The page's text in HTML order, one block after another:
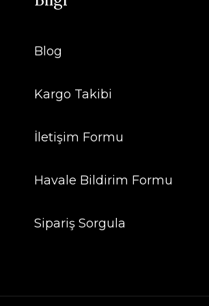
Blog
Kargo Takibi
İletişim Formu
Havale Bildirim Formu
Sipariş Sorgula